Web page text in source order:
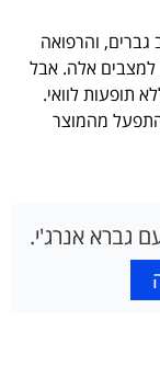
גברים, והרפואה
למצבים אלה. אבל
אחרת, מוצר טבעי ב-100% וללא תופעות לוואי.
להתפעל מהמוצר
גברא אנרג'י.